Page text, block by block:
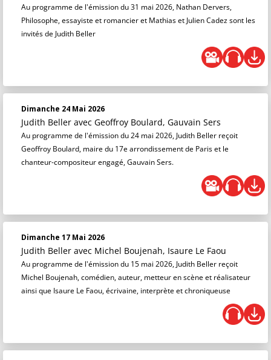
Au programme de l'émission du 31 mai 2026, Nathan Dervers,
Philosophe, essayiste et romancier et Mathias et Julien Cadez sont les
invités de Judith Beller
Dimanche 24 Mai 2026
Judith Beller avec Geoffroy Boulard, Gauvain Sers
Au programme de l'émission du 24 mai 2026, Judith Beller reçoit
Geoffroy Boulard, maire du 17e arrondissement de Paris et le
chanteur-compositeur engagé, Gauvain Sers.
Dimanche 17 Mai 2026
Judith Beller avec Michel Boujenah, Isaure Le Faou
Au programme de l'émission du 15 mai 2026, Judith Beller reçoit
Michel Boujenah, comédien, auteur, metteur en scène et réalisateur
ainsi que Isaure Le Faou, écrivaine, interprète et chroniqueuse